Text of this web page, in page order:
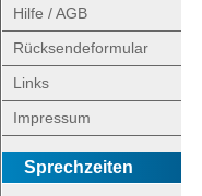
Hilfe / AGB
Rücksendeformular
Links
Impressum
Sprechzeiten